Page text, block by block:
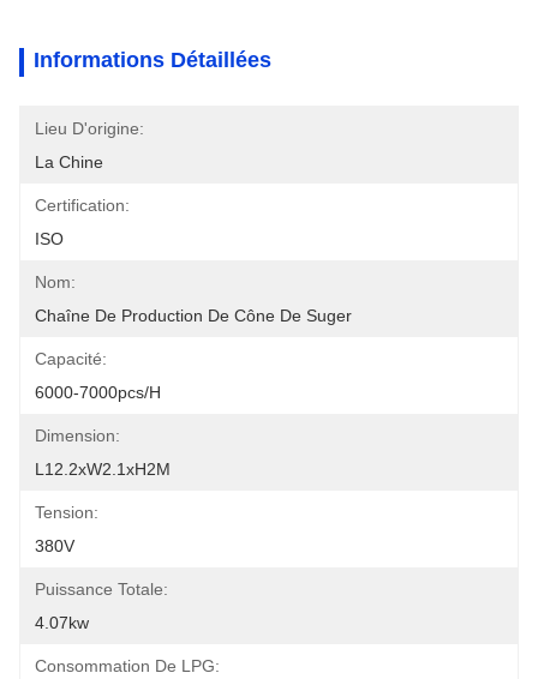
Informations Détaillées
Lieu D'origine:
La Chine
Certification:
ISO
Nom:
Chaîne De Production De Cône De Suger
Capacité:
6000-7000pcs/h
Dimension:
L12.2xW2.1xH2M
Tension:
380V
Puissance Totale:
4.07kw
Consommation De LPG: